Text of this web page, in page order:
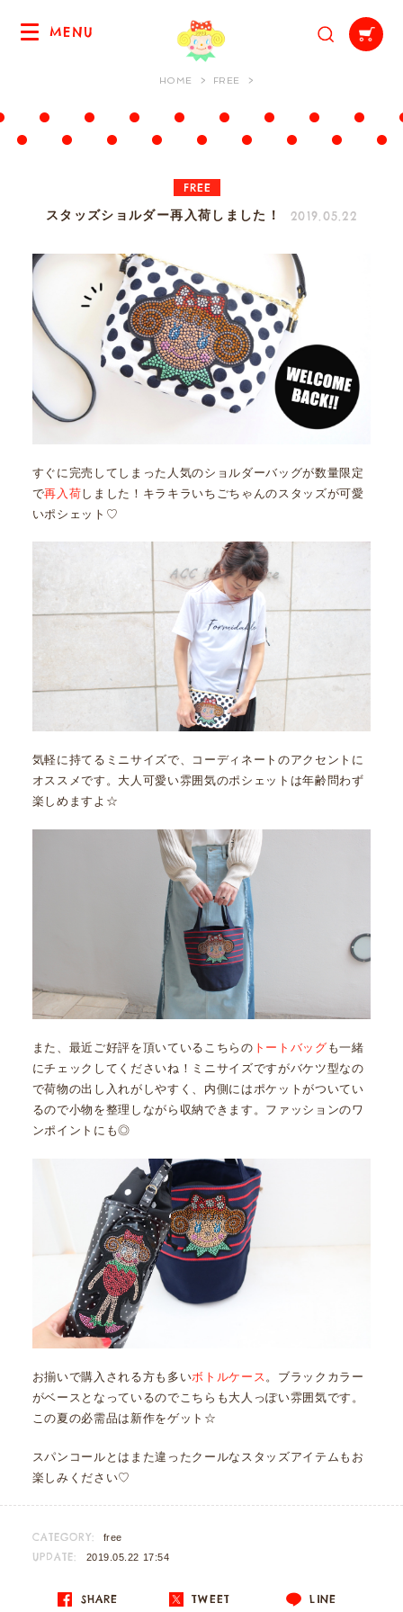
MENU
HOME FREE
FREE
スタッズショルダー再入荷しました！ 2019.05.22
すぐに完売してしまった人気のショルダーバッグが数量限定
で再入荷しました！キラキラいちごちゃんのスタッズが可愛
いポシェット♡
気軽に持てるミニサイズで、コーディネートのアクセントに
オススメです。大人可愛い雰囲気のポシェットは年齢問わず
楽しめますよ☆
また、最近ご好評を頂いているこちらの トートバッグ も一緒
にチェックしてくださいね！ミニサイズですがバケツ型なの
で荷物の出し入れがしやすく、内側にはポケットがついてい
るので小物を整理しながら収納できます。ファッションのワ
ンポイントにも◎
お揃いで購入される方も多いボトルケース。ブラックカラー
がベースとなっているのでこちらも大人っぽい雰囲気です。
この夏の必需品は新作をゲット☆
スパンコールとはまた違ったクールなスタッズアイテムもお
楽しみください♡
CATEGORY: free
UPDATE: 2019.05.22 17:54
SHARE TWEET LINE